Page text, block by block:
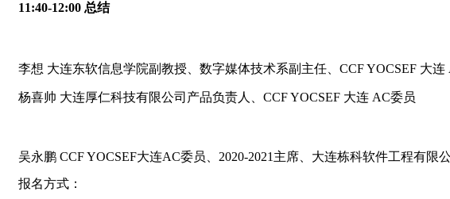
11:40-12:00 总结
李想 大连东软信息学院副教授、数字媒体技术系副主任、 CCF YOCSEF 大连
杨喜帅 大连厚仁科技有限公司产品负责人、 CCF YOCSEF 大连 AC委员
吴永鹏 CCF YOCSEF大连AC委员、2020-2021主席、大连栋科软件工程有限
报名方式：